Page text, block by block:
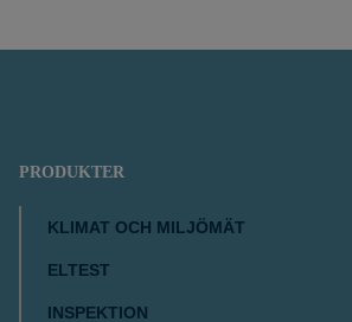
PRODUKTER
KLIMAT OCH MILJÖMÄT
ELTEST
INSPEKTION